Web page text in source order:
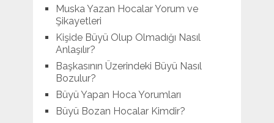
Muska Yazan Hocalar Yorum ve
Şikayetleri
Kişide Büyü Olup Olmadığı Nasıl
Anlaşılır?
Başkasının Üzerindeki Büyü Nasıl
Bozulur?
Büyü Yapan Hoca Yorumları
Büyü Bozan Hocalar Kimdir?